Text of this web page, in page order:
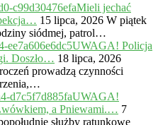
Mieli jechać
15 lipca, 2026 W piątek
siódmej, patrol…
UWAGA! Policja
Doszło… 18 lipca, 2026
prowadzą czynności
UWAGA!
a Pniewami.… 7
służby ratunkowe